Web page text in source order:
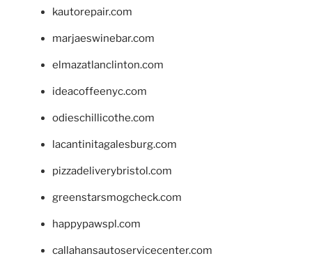
kautorepair.com
marjaeswinebar.com
elmazatlanclinton.com
ideacoffeenyc.com
odieschillicothe.com
lacantinitagalesburg.com
pizzadeliverybristol.com
greenstarsmogcheck.com
happypawspl.com
callahansautoservicecenter.com